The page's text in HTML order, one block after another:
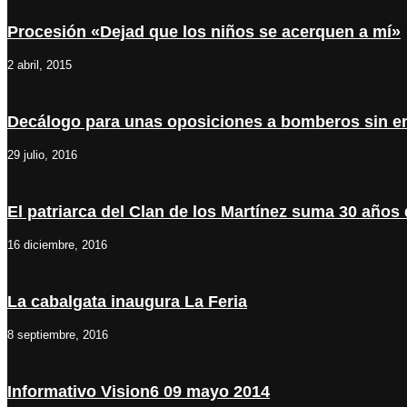
Procesión «Dejad que los niños se acerquen a mí»
2 abril, 2015
Decálogo para unas oposiciones a bomberos sin
29 julio, 2016
El patriarca del Clan de los Martínez suma 30 años
16 diciembre, 2016
La cabalgata inaugura La Feria
8 septiembre, 2016
Informativo Vision6 09 mayo 2014